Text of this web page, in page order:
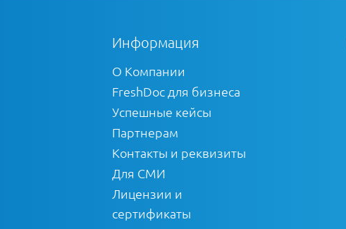
Информация
О Компании
FreshDoc для бизнеса
Успешные кейсы
Партнерам
Контакты и реквизиты
Для СМИ
Лицензии и
сертификаты